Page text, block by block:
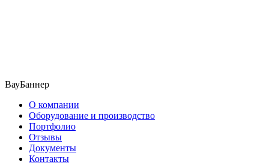
ВауБаннер
О компании
Оборудование и производство
Портфолио
Отзывы
Документы
Контакты